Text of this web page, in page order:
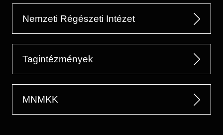
Nemzeti Régészeti Intézet
Tagintézmények
MNMKK